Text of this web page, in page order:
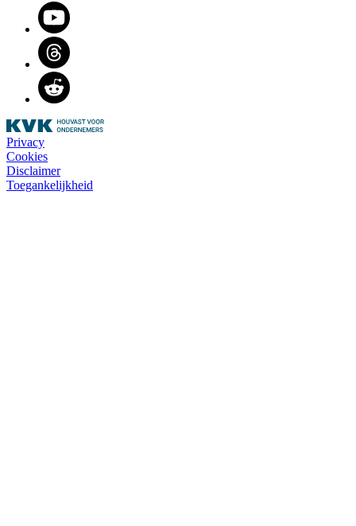
Youtube
Threads
Reddit
Privacy
Cookies
Disclaimer
Toegankelijkheid